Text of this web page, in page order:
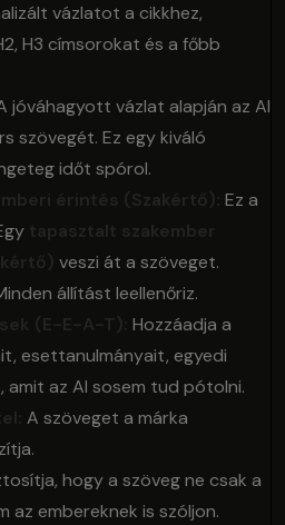
vázlatot a cikkhez,
H3 címsorokat és a főbb
jóváhagyott vázlat alapján az AI
szövegét. Ez egy kiváló
időt spórol.
érintés (Szakértő): Ez a
tapasztalt szakember
veszi át a szöveget.
állítást leellenőriz.
(E-E-A-T): Hozzáadja a
esettanulmányait, egyedi
amit az AI sosem tud pótolni.
A szöveget a márka
hogy a szöveg ne csak a
az embereknek is szóljon.